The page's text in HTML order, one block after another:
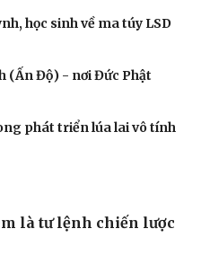
Đọc truyện đêm khuya
Kể chuyện cho bé
Hạt giống tâm hồn
học sinh về ma túy LSD
(Ấn Độ) - nơi Đức Phật
phát triển lúa lai vô tính
là tư lệnh chiến lược